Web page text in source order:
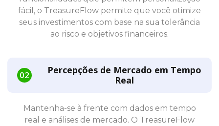
fácil, o TreasureFlow permite que você otimize
seus investimentos com base na sua tolerância
ao risco e objetivos financeiros.
Percepções de Mercado em Tempo
Real
Mantenha-se à frente com dados em tempo
real e análises de mercado. O TreasureFlow